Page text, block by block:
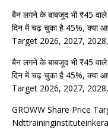
बैन लगने के बाबजूद भी ₹45
दिन में चढ़ चुका है 45%, क्या
Target 2026, 2027,
बैन लगने के बाबजूद भी ₹45
दिन में चढ़ चुका है 45%, क्या
Target 2026, 2027,
GROWW Share Price